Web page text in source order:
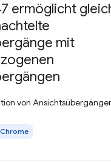
ermöglicht
mit
von
Chrome